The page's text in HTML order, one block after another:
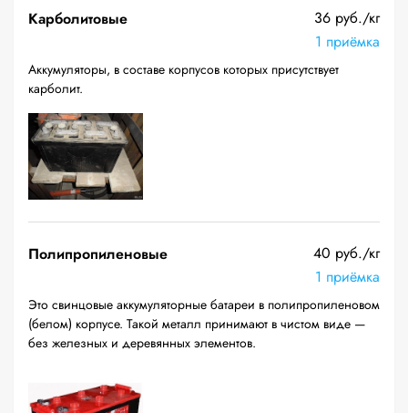
Карболитовые
36 руб./кг
1 приёмка
Аккумуляторы, в составе корпусов которых присутствует
карболит.
Полипропиленовые
40 руб./кг
1 приёмка
Это свинцовые аккумуляторные батареи в полипропиленовом
(белом) корпусе. Такой металл принимают в чистом виде —
без железных и деревянных элементов.